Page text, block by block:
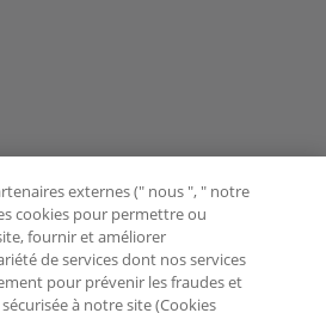
externes (" nous ", " notre
cookies pour permettre ou
fournir et améliorer
de services dont nos services
pour prévenir les fraudes et
à notre site (Cookies